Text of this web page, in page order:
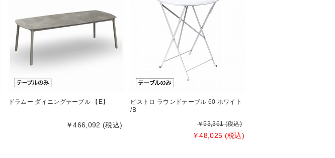
ドラムー ダイニングテーブル 【E】
￥466,092 (税込)
ビストロ ラウンドテーブル 60 ホワイト
/B
￥53,361 (税込)
￥48,025 (税込)